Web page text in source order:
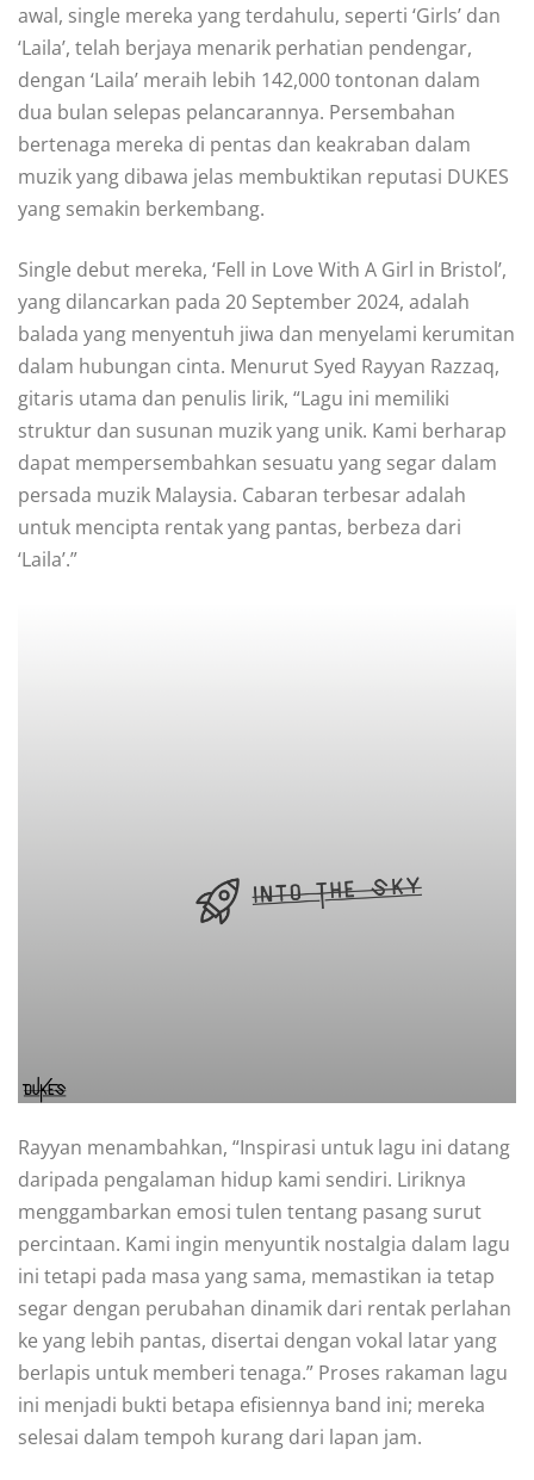
awal, single mereka yang terdahulu, seperti ‘Girls’ dan
‘Laila’, telah berjaya menarik perhatian pendengar,
dengan ‘Laila’ meraih lebih 142,000 tontonan dalam
dua bulan selepas pelancarannya. Persembahan
bertenaga mereka di pentas dan keakraban dalam
muzik yang dibawa jelas membuktikan reputasi DUKES
yang semakin berkembang.
Single debut mereka, ‘Fell in Love With A Girl in Bristol’,
yang dilancarkan pada 20 September 2024, adalah
balada yang menyentuh jiwa dan menyelami kerumitan
dalam hubungan cinta. Menurut Syed Rayyan Razzaq,
gitaris utama dan penulis lirik, “Lagu ini memiliki
struktur dan susunan muzik yang unik. Kami berharap
dapat mempersembahkan sesuatu yang segar dalam
persada muzik Malaysia. Cabaran terbesar adalah
untuk mencipta rentak yang pantas, berbeza dari
‘Laila’.”
Rayyan menambahkan, “Inspirasi untuk lagu ini datang
daripada pengalaman hidup kami sendiri. Liriknya
menggambarkan emosi tulen tentang pasang surut
percintaan. Kami ingin menyuntik nostalgia dalam lagu
ini tetapi pada masa yang sama, memastikan ia tetap
segar dengan perubahan dinamik dari rentak perlahan
ke yang lebih pantas, disertai dengan vokal latar yang
berlapis untuk memberi tenaga.” Proses rakaman lagu
ini menjadi bukti betapa efisiennya band ini; mereka
selesai dalam tempoh kurang dari lapan jam.